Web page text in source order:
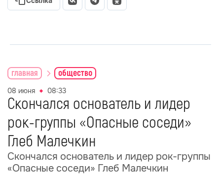
главная общество
08 июня 08:33
Скончался основатель и лидер
рок-группы «Опасные соседи»
Глеб Малечкин
Скончался основатель и лидер рок-группы
«Опасные соседи» Глеб Малечкин